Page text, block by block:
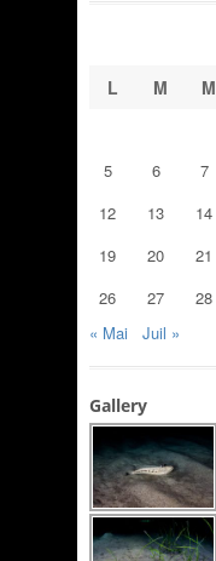
L
M M
5
6 7
12
13 14
19
20 21
26
27 28
« Mai
Juil »
Gallery